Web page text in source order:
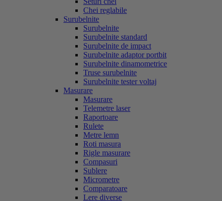
Chei reglabile
Surubelnite
Surubelnite
Surubelnite standard
Surubelnite de impact
Surubelnite adaptor portbit
Surubelnite dinamometrice
Truse surubelnite
Surubelnite tester voltaj
Masurare
Masurare
Telemetre laser
Raportoare
Rulete
Metre lemn
Roti masura
Rigle masurare
Compasuri
Sublere
Micrometre
Comparatoare
Lere diverse